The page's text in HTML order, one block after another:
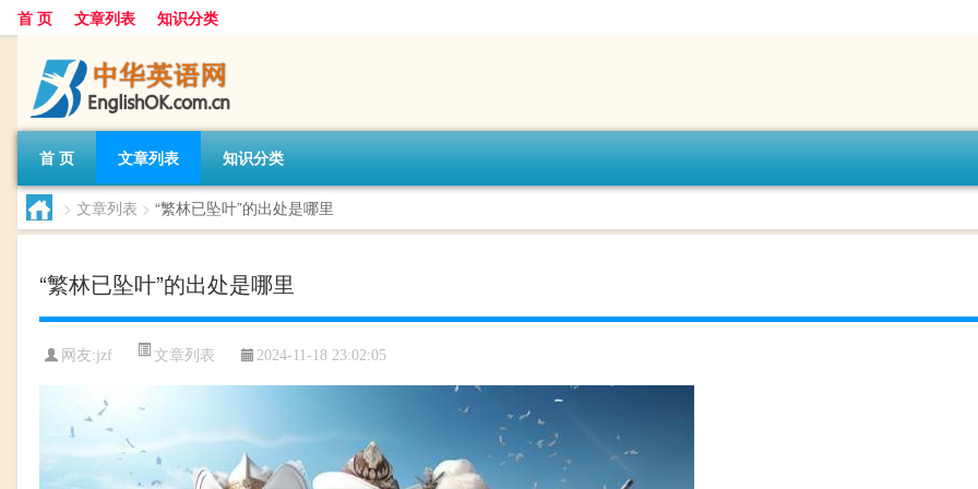
首 页 文章列表 知识分类
首 页 文章列表 知识分类
> 文章列表 > “繁林已坠叶”的出处是哪里
“繁林已坠叶”的出处是哪里
网友:jzf 文章列表 2024-11-18 23:02:05